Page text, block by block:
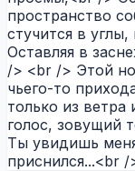
пространство
стучится в
Оставляя в
/> <br /> Этой
чьего-то
только из
голос, зовущий
Ты увидишь
приснился...<br